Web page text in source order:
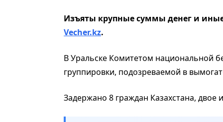
Изъяты крупные суммы денег и
Vecher.kz.
В Уральске Комитетом национальной
группировки, подозреваемой в
Задержано 8 граждан Казахстана, двое